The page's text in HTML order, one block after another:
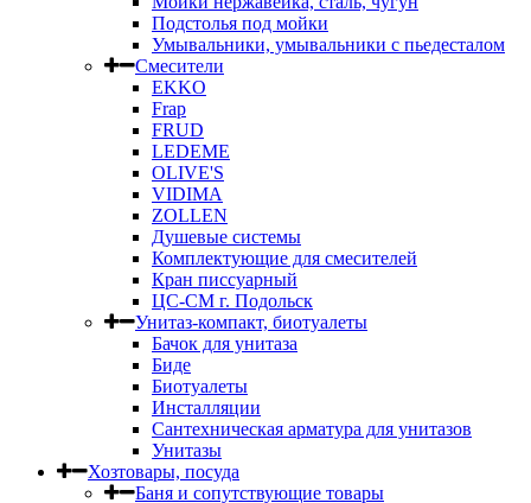
Подстолья под мойки
Умывальники, умывальники с пьедесталом
Смесители
EKKO
Frap
FRUD
LEDEME
OLIVE'S
VIDIMA
ZOLLEN
Душевые системы
Комплектующие для смесителей
Кран писсуарный
ЦС-СМ г. Подольск
Унитаз-компакт, биотуалеты
Бачок для унитаза
Биде
Биотуалеты
Инсталляции
Сантехническая арматура для унитазов
Унитазы
Хозтовары, посуда
Баня и сопутствующие товары